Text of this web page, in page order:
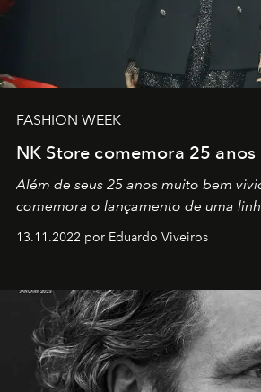
FASHION WEEK
NK Store comemora 25
Além de seus 25 anos muito bem
comemora o lançamento de uma
13.11.2022 por Eduardo Viveiros